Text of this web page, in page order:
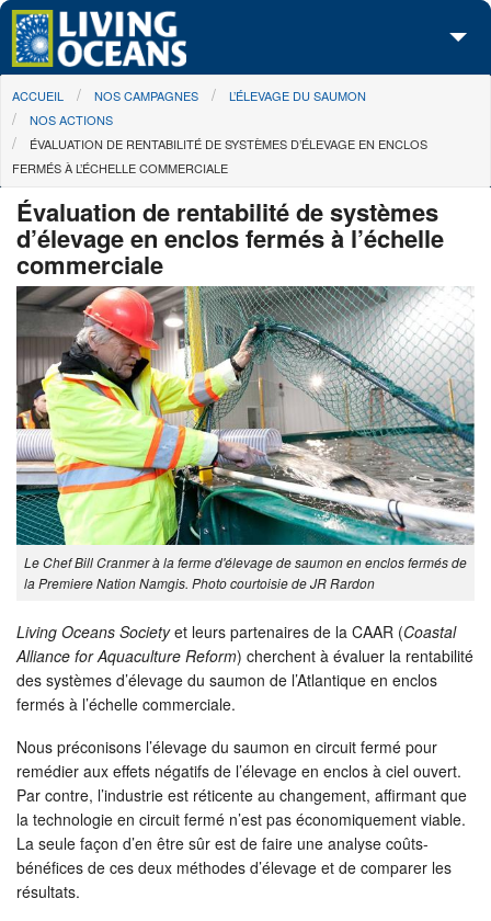
Skip to main content
À propos de nous
Nos campagnes
Centre des Médias
Les Cartes
Passez à l'action
You are here
ACCUEIL NOS CAMPAGNES
L’ÉLEVAGE DU SAUMON
NOS ACTIONS
ÉVALUATION DE RENTABILITÉ DE SYSTÈMES D’ÉLEVAGE EN ENCLOS
FERMÉS À L’ÉCHELLE COMMERCIALE
Évaluation de rentabilité de systèmes
d’élevage en enclos fermés à l’échelle
commerciale
Le Chef Bill Cranmer à la ferme d'élevage de saumon en enclos fermés de
la Premiere Nation Namgis. Photo courtoisie de JR Rardon
Living Oceans Societyet leurs partenaires de la CAAR (Coastal
Alliance for Aquaculture Reform) cherchent à évaluer la rentabilité
des systèmes d’élevage du saumon de l’Atlantique en enclos
fermés à l’échelle commerciale.
Nous préconisons l’élevage du saumon en circuit fermé pour
remédier aux effets négatifs de l’élevage en enclos à ciel ouvert.
Par contre, l’industrie est réticente au changement, affirmant que
la technologie en circuit fermé n’est pas économiquement viable.
La seule façon d’en être sûr est de faire une analyse coûts-
bénéfices de ces deux méthodes d’élevage et de comparer les
résultats.